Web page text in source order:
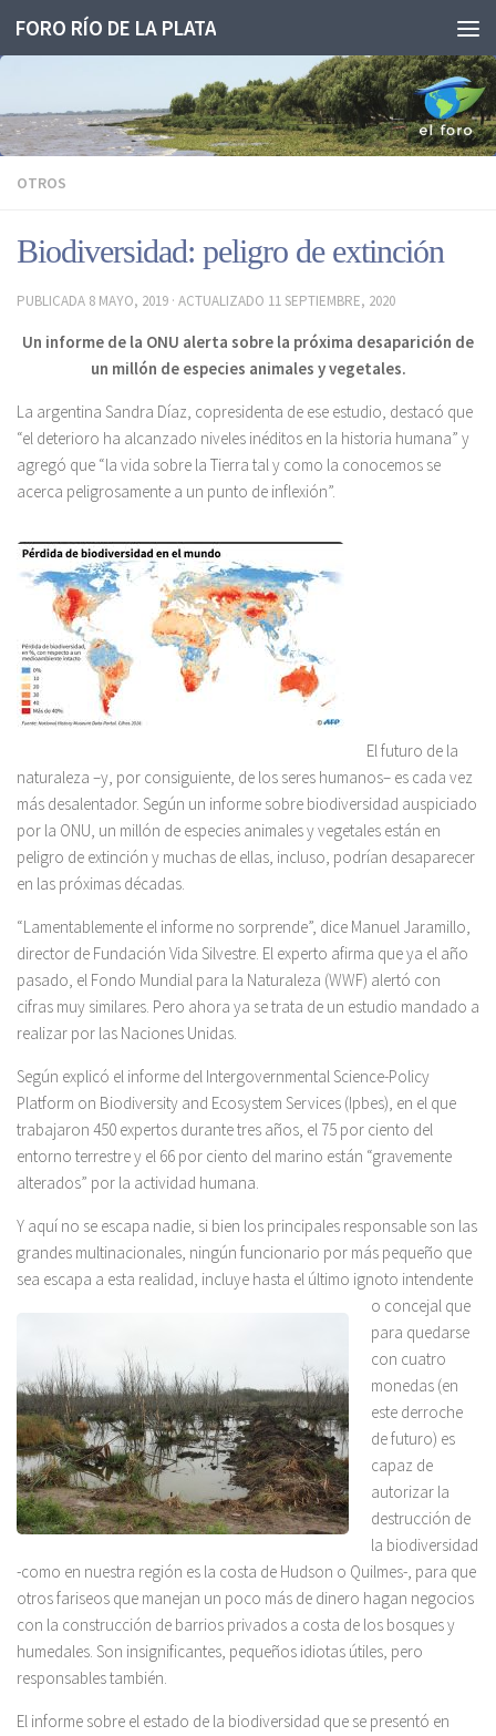
Saltar al contenido
FORO RÍO DE LA PLATA
OTROS
Biodiversidad: peligro de extinción
PUBLICADA 8 MAYO, 2019 · ACTUALIZADO 11 SEPTIEMBRE, 2020
Un informe de la ONU alerta sobre la próxima desaparición de
un millón de especies animales y vegetales.
La argentina Sandra Díaz, copresidenta de ese estudio, destacó que
“el deterioro ha alcanzado niveles inéditos en la historia humana” y
agregó que “la vida sobre la Tierra tal y como la conocemos se
acerca peligrosamente a un punto de inflexión”.
El futuro de la
naturaleza –y, por consiguiente, de los seres humanos– es cada vez
más desalentador. Según un informe sobre biodiversidad auspiciado
por la ONU, un millón de especies animales y vegetales están en
peligro de extinción y muchas de ellas, incluso, podrían desaparecer
en las próximas décadas.
“Lamentablemente el informe no sorprende”, dice Manuel Jaramillo,
director de Fundación Vida Silvestre. El experto afirma que ya el año
pasado, el Fondo Mundial para la Naturaleza (WWF) alertó con
cifras muy similares. Pero ahora ya se trata de un estudio mandado a
realizar por las Naciones Unidas.
Según explicó el informe del Intergovernmental Science-Policy
Platform on Biodiversity and Ecosystem Services (Ipbes), en el que
trabajaron 450 expertos durante tres años, el 75 por ciento del
entorno terrestre y el 66 por ciento del marino están “gravemente
alterados” por la actividad humana.
Y aquí no se escapa nadie, si bien los principales responsable son las
grandes multinacionales, ningún funcionario por más pequeño que
sea escapa a esta realidad, incluye hasta el último ignoto intendente
o concejal que
para quedarse
con cuatro
monedas (en
este derroche
de futuro) es
capaz de
autorizar la
destrucción de
la biodiversidad
-como en nuestra región es la costa de Hudson o Quilmes-, para que
otros fariseos que manejan un poco más de dinero hagan negocios
con la construcción de barrios privados a costa de los bosques y
humedales. Son insignificantes, pequeños idiotas útiles, pero
responsables también.
El informe sobre el estado de la biodiversidad que se presentó en